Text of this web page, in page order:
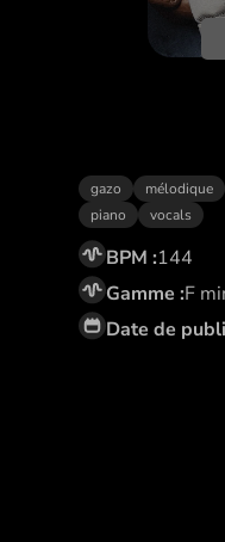
gazo mélodique
piano
vocals
BPM :144
Gamme :F
Date de